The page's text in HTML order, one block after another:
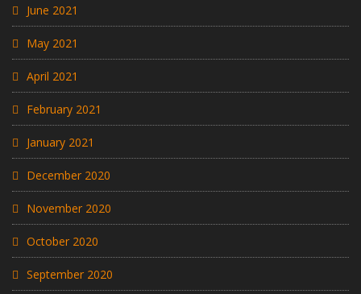
June 2021
May 2021
April 2021
February 2021
January 2021
December 2020
November 2020
October 2020
September 2020